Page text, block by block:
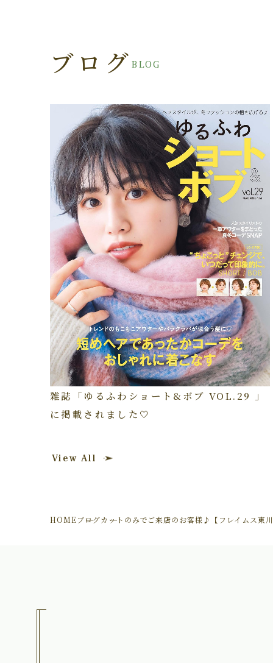
BLOG
ブログ
雑誌「ゆるふわショート&ボブ VOL.29 」
に掲載されました🤍
View All
HOMEブログカットのみでご来店のお客様♪【フレイムス東